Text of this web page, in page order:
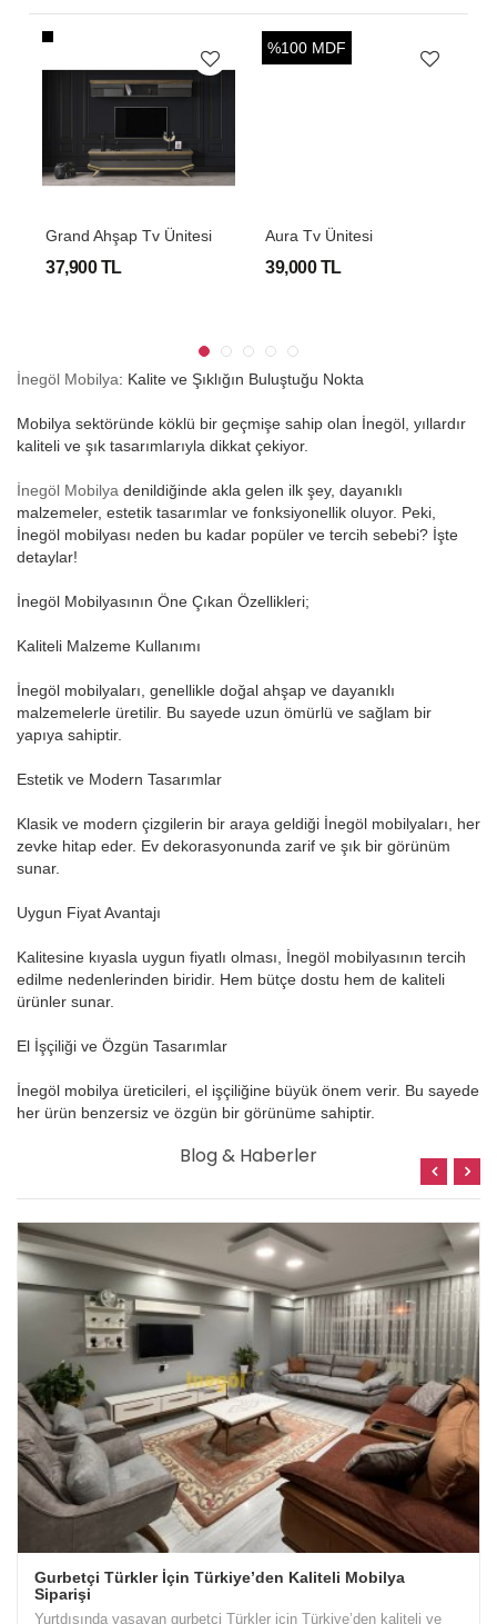
Grand Ahşap Tv Ünitesi
37,900 TL
%100 MDF
Aura Tv Ünitesi
39,000 TL
İnegöl Mobilya: Kalite ve Şıklığın Buluştuğu Nokta
Mobilya sektöründe köklü bir geçmişe sahip olan İnegöl, yıllardır
kaliteli ve şık tasarımlarıyla dikkat çekiyor.
İnegöl Mobilya denildiğinde akla gelen ilk şey, dayanıklı
malzemeler, estetik tasarımlar ve fonksiyonellik oluyor. Peki,
İnegöl mobilyası neden bu kadar popüler ve tercih sebebi? İşte
detaylar!
İnegöl Mobilyasının Öne Çıkan Özellikleri;
Kaliteli Malzeme Kullanımı
İnegöl mobilyaları, genellikle doğal ahşap ve dayanıklı
malzemelerle üretilir. Bu sayede uzun ömürlü ve sağlam bir
yapıya sahiptir.
Estetik ve Modern Tasarımlar
Klasik ve modern çizgilerin bir araya geldiği İnegöl mobilyaları, her
zevke hitap eder. Ev dekorasyonunda zarif ve şık bir görünüm
sunar.
Uygun Fiyat Avantajı
Kalitesine kıyasla uygun fiyatlı olması, İnegöl mobilyasının tercih
edilme nedenlerinden biridir. Hem bütçe dostu hem de kaliteli
ürünler sunar.
El İşçiliği ve Özgün Tasarımlar
İnegöl mobilya üreticileri, el işçiliğine büyük önem verir. Bu sayede
her ürün benzersiz ve özgün bir görünüme sahiptir.
Blog & Haberler
Gurbetçi Türkler İçin Türkiye’den Kaliteli Mobilya
Siparişi
Yurtdışında yaşayan gurbetçi Türkler için Türkiye’den kaliteli ve